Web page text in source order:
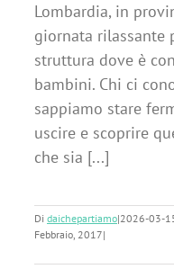
Lombardia, in
giornata rilassante
struttura dove è
bambini. Chi ci
sappiamo stare
uscire e scoprire
che sia [...]
Di daichepartiamo|2026-03-
Febbraio, 2017|